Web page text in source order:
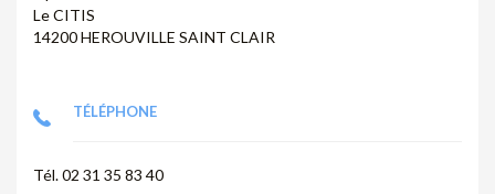
Le CITIS
14200 HEROUVILLE SAINT CLAIR
TÉLÉPHONE
Tél. 02 31 35 83 40